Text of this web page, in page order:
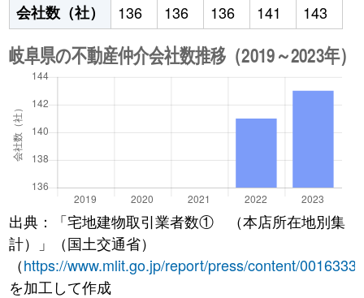
会社数（社）
136 136 136 141 143
出典：「宅地建物取引業者数① （本店所在地別集
計）」（国土交通省）
（https://www.mlit.go.jp/report/press/content/
を加工して作成